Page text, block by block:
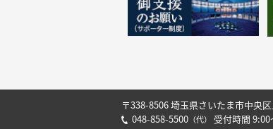
〒338-8506 埼玉県さいたま市中央
048-858-5500 （代） 受付時間